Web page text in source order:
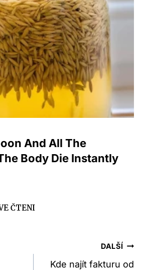
And All The
Body Die Instantly
DALŠÍ
Kde najít fakturu od